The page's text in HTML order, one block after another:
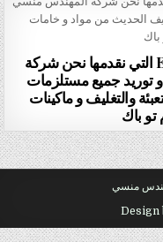
زجاجات ـ قوارير أو قنينات ـ EZ – LID التي نقدمها نحن شركة
توريد جميع مستلزمات
والتغليف و ماكينات
تو باك
Design